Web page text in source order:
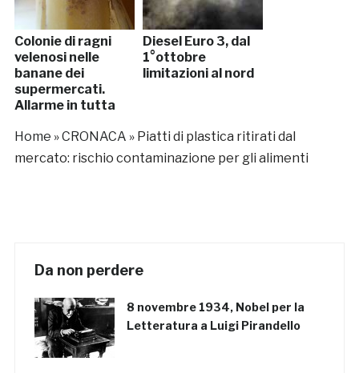
Colonie di ragni
velenosi nelle
banane dei
supermercati.
Allarme in tutta
Diesel Euro 3, dal
1°ottobre
limitazioni al nord
Home »CRONACA » Piatti di plastica ritirati dal
mercato: rischio contaminazione per gli alimenti
Da non perdere
8 novembre 1934, Nobel per la
Letteratura a Luigi Pirandello